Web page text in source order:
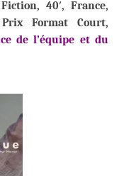
40′, France,
Prix Format Court,
de l’équipe et du